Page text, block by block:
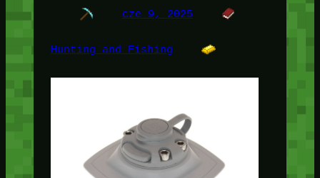
cze 9, 2025
Hunting and Fishing